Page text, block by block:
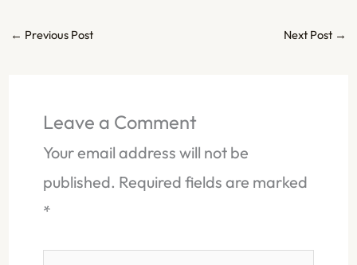
← Previous Post Next Post →
Leave a Comment
Your email address will not be
published. Required fields are marked
*